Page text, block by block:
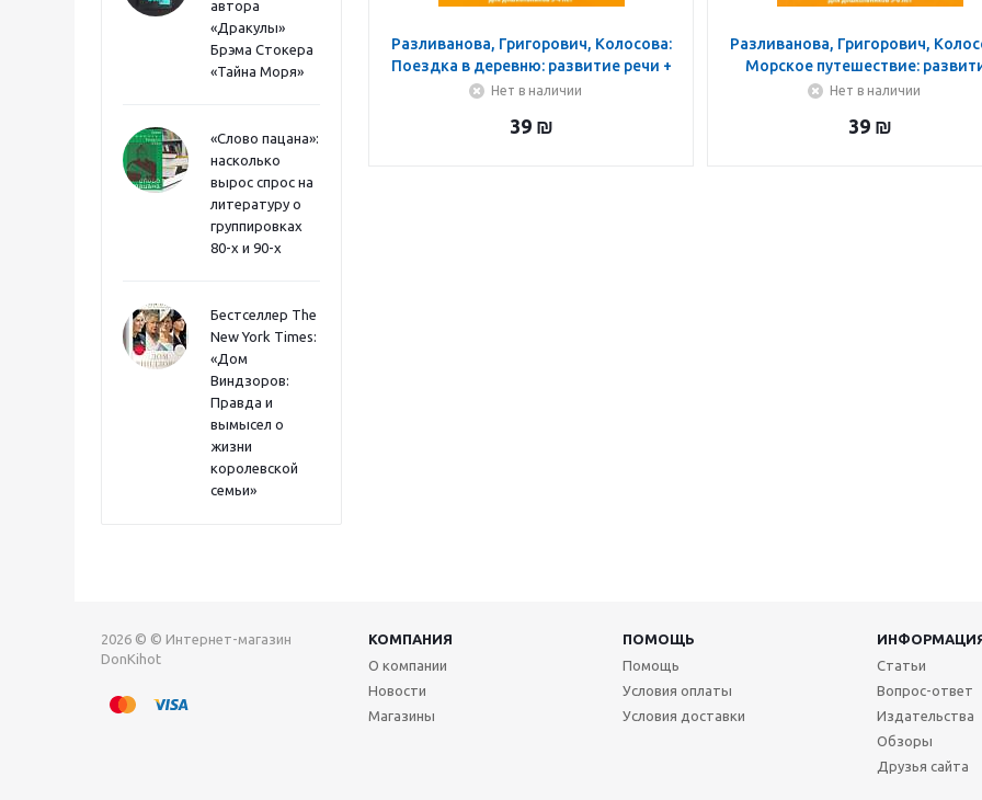
автора
«Дракулы»
Брэма Стокера
«Тайна Моря»
«Слово пацана»:
насколько
вырос спрос на
литературу о
группировках
80-х и 90-х
Бестселлер The
New York Times:
«Дом
Виндзоров:
Правда и
вымысел о
жизни
королевской
семьи»
Разливанова, Григорович, Колосова:
Поездка в деревню: развитие речи +
внимание и слуховое восприятие
Нет в наличии
39 ₪
Разливанова, Григорович,
Морское путешествие:
речи + зрительно-моторная
Нет в наличии
39 ₪
2026 © © Интернет-магазин
DonKihot
КОМПАНИЯ ПОМОЩЬ
О компании
Новости
Магазины
Помощь
Условия оплаты
Условия доставки
Статьи
Вопрос-ответ
Издательства
Обзоры
Друзья сайта